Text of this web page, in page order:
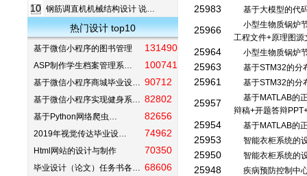
10 钢筋调直机机械结构设计 说…
热门设计 top10
基于微信小程序的图书管理 131490
ASP制作学生档案管理系… 100741
基于微信小程序商城毕业设… 90712
基于微信小程序实现健身系… 82802
基于Python网络爬虫… 82656
2019年视觉传达毕业设… 74962
Html网站的设计与制作 70350
毕业设计（论文）任务书各… 68606
25983 基于大模型的代
25966
小型生物质锅炉
工程文件+原理图源
25964 小型生物质锅炉
25963 基于STM32的分
25961 基于STM32的分
25957
基于MATLAB的
辩稿+开题答辩
25954 基于MATLAB的
25953 智能衣柜系统的
25950 智能衣柜系统的
25948 疾病预防控制中